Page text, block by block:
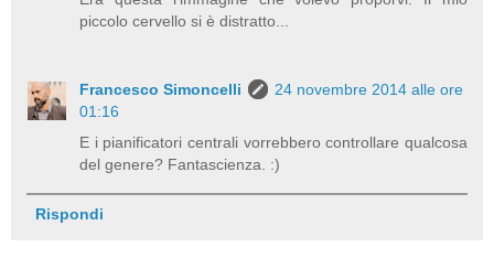
piccolo cervello si è distratto...
Francesco Simoncelli
24 novembre 2014 alle ore
01:16
E i pianificatori centrali vorrebbero controllare qualcosa
del genere? Fantascienza. :)
Rispondi